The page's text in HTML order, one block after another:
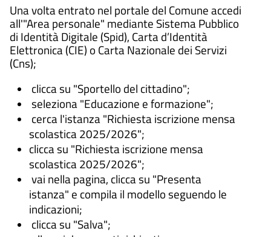
Una volta entrato nel portale del Comune accedi
all'"Area personale" mediante Sistema Pubblico
di Identità Digitale (Spid), Carta d’Identità
Elettronica (CIE) o Carta Nazionale dei Servizi
(Cns);
clicca su "Sportello del cittadino";
seleziona "Educazione e formazione";
cerca l'istanza "Richiesta iscrizione mensa
scolastica 2025/2026";
clicca su "Richiesta iscrizione mensa
scolastica 2025/2026";
vai nella pagina, clicca su "Presenta
istanza" e compila il modello seguendo le
indicazioni;
clicca su "Salva";